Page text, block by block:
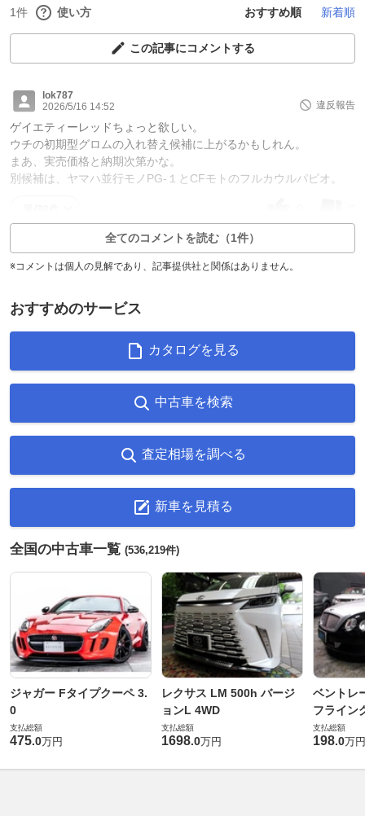
1件 使い方 おすすめ順 新着順
この記事にコメントする
lok787
2026/5/16 14:52
違反報告
ゲイエティーレッドちょっと欲しい。
ウチの初期型グロムの入れ替え候補に上がるかもしれん。
まあ、実売価格と納期次第かな。
別候補は、ヤマハ並行モノPG-１とCFモトのフルカウルパピオ。
全てのコメントを読む（1件）
※コメントは個人の見解であり、記事提供社と関係はありません。
おすすめのサービス
カタログを見る
中古車を検索
査定相場を調べる
新車を見積る
全国の中古車一覧 (536,219件)
ジャガー Fタイプクーペ 3.
0
支払総額
475.0万円
レクサス LM 500h バージ
ョンL 4WD
支払総額
1698.0万円
ベントレ
フライン
支払総額
198.0万円